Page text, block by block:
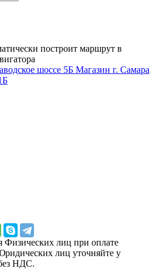
построит маршрут в
шоссе 5Б Магазин г. Самара
Физических лиц при оплате
лиц уточняйте у
НДС.